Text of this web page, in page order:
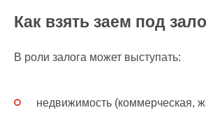
Как взять заем под
В роли залога может выступать:
недвижимость (коммерческая,